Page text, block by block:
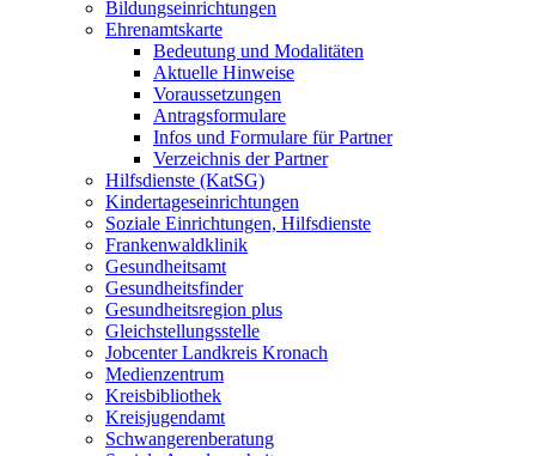
Bildungseinrichtungen
Ehrenamtskarte
Bedeutung und Modalitäten
Aktuelle Hinweise
Voraussetzungen
Antragsformulare
Infos und Formulare für Partner
Verzeichnis der Partner
Hilfsdienste (KatSG)
Kindertageseinrichtungen
Soziale Einrichtungen, Hilfsdienste
Frankenwaldklinik
Gesundheitsamt
Gesundheitsfinder
Gesundheitsregion plus
Gleichstellungsstelle
Jobcenter Landkreis Kronach
Medienzentrum
Kreisbibliothek
Kreisjugendamt
Schwangerenberatung